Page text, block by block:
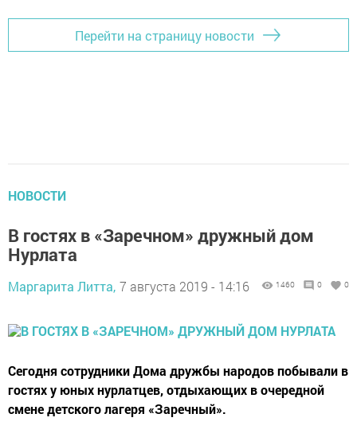
Перейти на страницу новости
НОВОСТИ
В гостях в «Заречном» дружный дом
Нурлата
Маргарита Литта, 7 августа 2019 - 14:16 1460 0 0
Сегодня сотрудники Дома дружбы народов побывали в
гостях у юных нурлатцев, отдыхающих в очередной
смене детского лагеря «Заречный».